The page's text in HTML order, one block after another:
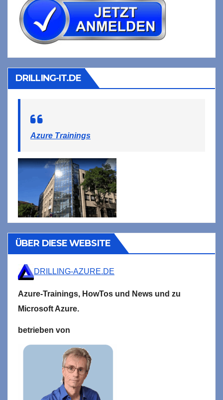
DRILLING-IT.DE
Azure Trainings
ÜBER DIESE WEBSITE
DRILLING-AZURE.DE
Azure-Trainings, HowTos und News und zu
Microsoft Azure.
betrieben von